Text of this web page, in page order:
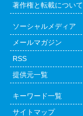
著作権と転載について
ソーシャルメディア
メールマガジン
RSS
提供元一覧
キーワード一覧
サイトマップ